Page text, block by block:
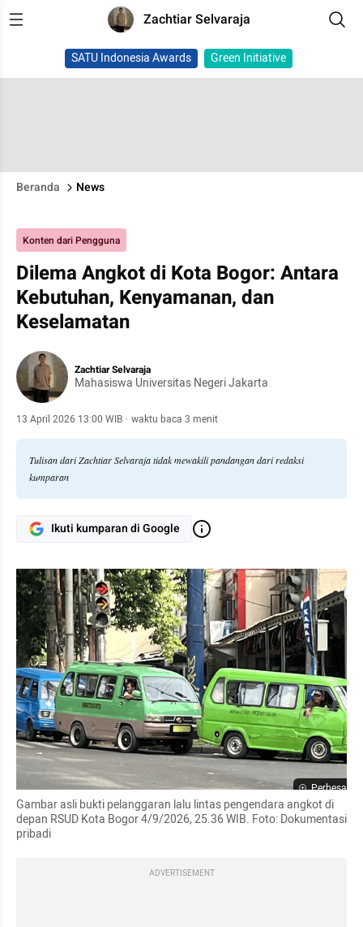
Zachtiar Selvaraja
SATU Indonesia Awards Green Initiative
Beranda News
Konten dari Pengguna
Dilema Angkot di Kota Bogor: Antara
Kebutuhan, Kenyamanan, dan
Keselamatan
Zachtiar Selvaraja
Mahasiswa Universitas Negeri Jakarta
13 April 2026 13:00 WIB · waktu baca 3 menit
Tulisan dari Zachtiar Selvaraja tidak mewakili pandangan dari redaksi
kumparan
Ikuti kumparan di Google
Perbesar
Gambar asli bukti pelanggaran lalu lintas pengendara angkot di
depan RSUD Kota Bogor 4/9/2026, 25.36 WIB. Foto: Dokumentasi
pribadi
ADVERTISEMENT